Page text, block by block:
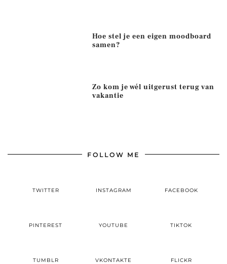
Hoe stel je een eigen moodboard
samen?
Zo kom je wél uitgerust terug van
vakantie
FOLLOW ME
TWITTER INSTAGRAM FACEBOOK
PINTEREST YOUTUBE TIKTOK
TUMBLR VKONTAKTE FLICKR